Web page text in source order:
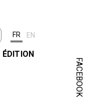
FR EN
ÉDITION
FACEBOOK